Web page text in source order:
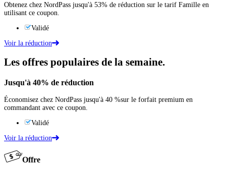
Obtenez chez NordPass jusqu'à 53% de réduction sur le tarif Famille en
utilisant ce coupon.
Validé
Voir la réduction
Les offres populaires de la semaine.
Jusqu'à 40% de réduction
Économisez chez NordPass jusqu'à 40 %sur le forfait premium en
commandant avec ce coupon.
Validé
Voir la réduction
Offre